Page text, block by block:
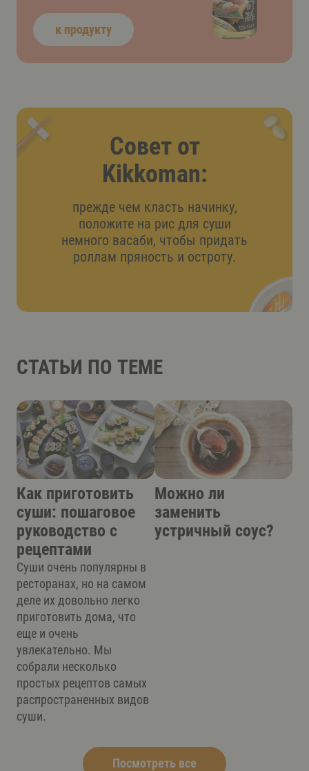
к продукту
Совет от
Kikkoman:
прежде чем класть начинку,
положите на рис для суши
немного васаби, чтобы придать
роллам пряность и остроту.
СТАТЬИ ПО ТЕМЕ
Как приготовить
суши: пошаговое
руководство с
рецептами
Суши очень популярны в
ресторанах, но на самом
деле их довольно легко
приготовить дома, что
еще и очень
увлекательно. Мы
собрали несколько
простых рецептов самых
распространенных видов
суши.
Можно ли
заменить
устричный соус?
Посмотреть все